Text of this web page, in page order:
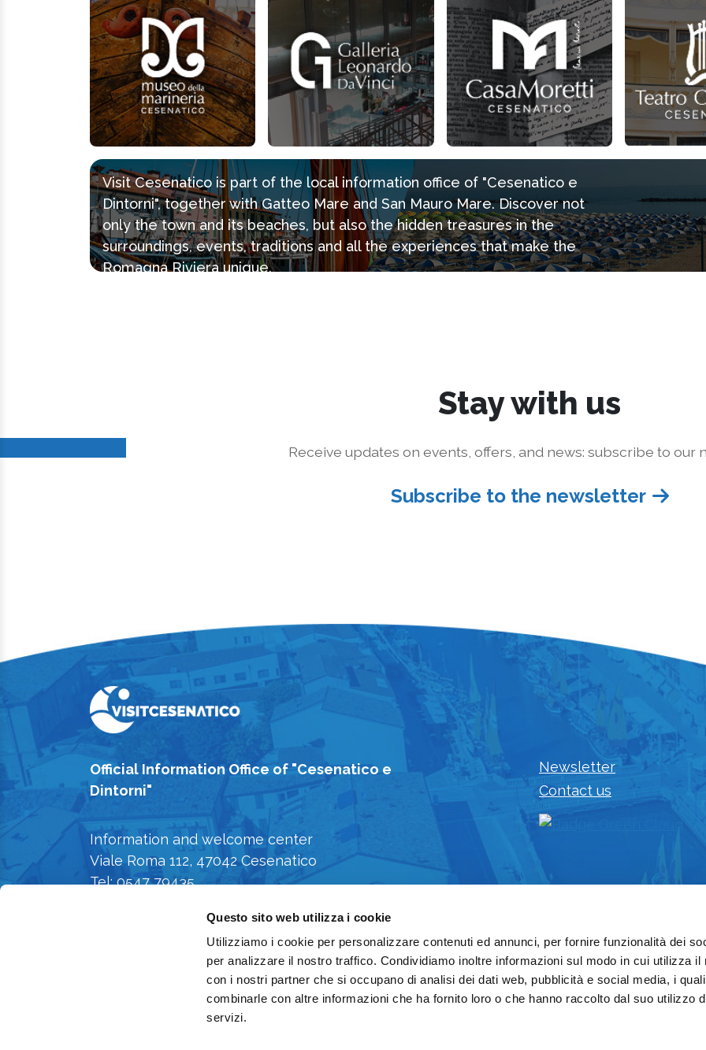
Questo sito web utilizza i cookie
Utilizziamo i cookie per personalizzare contenuti ed annunci, per fornire funzionalità dei
per analizzare il nostro traffico. Condividiamo inoltre informazioni sul modo in cui utilizza il
con i nostri partner che si occupano di analisi dei dati web, pubblicità e social media, i
combinarle con altre informazioni che ha fornito loro o che hanno raccolto dal suo utilizzo
servizi.
Visit Cesenatico is part of the local information office of "Cesenatico e
Dintorni", together with Gatteo Mare and San Mauro Mare. Discover not
only the town and its beaches, but also the hidden treasures in the
surroundings, events, traditions and all the experiences that make the
Romagna Riviera unique.
Stay with us
Receive updates on events, offers, and news: subscribe to our
Subscribe to the newsletter
Official Information Office of "Cesenatico e
Dintorni"
Information and welcome center
Viale Roma 112, 47042 Cesenatico
Tel: 0547 79435
Cookie Policy
Newsletter
Contact us